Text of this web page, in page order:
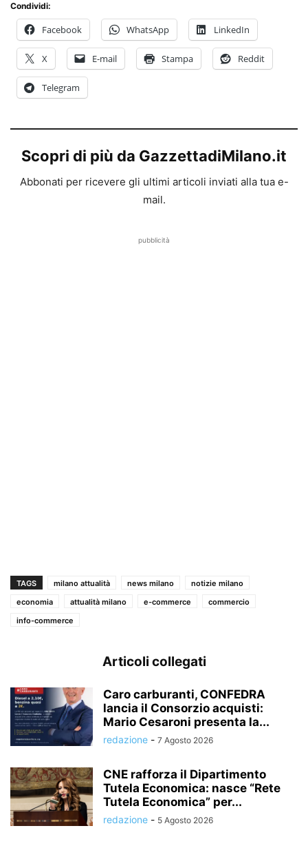
Condividi:
Facebook WhatsApp LinkedIn
X E-mail Stampa Reddit
Telegram
Scopri di più da GazzettadiMilano.it
Abbonati per ricevere gli ultimi articoli inviati alla tua e-
mail.
pubblicità
TAGS milano attualità news milano
notizie milano
economia
attualità milano e-commerce
commercio
info-commerce
Articoli collegati
Caro carburanti, CONFEDRA
lancia il Consorzio acquisti:
Mario Cesaroni presenta la...
redazione - 7 Agosto 2026
CNE rafforza il Dipartimento
Tutela Economica: nasce “Rete
Tutela Economica” per...
redazione - 5 Agosto 2026